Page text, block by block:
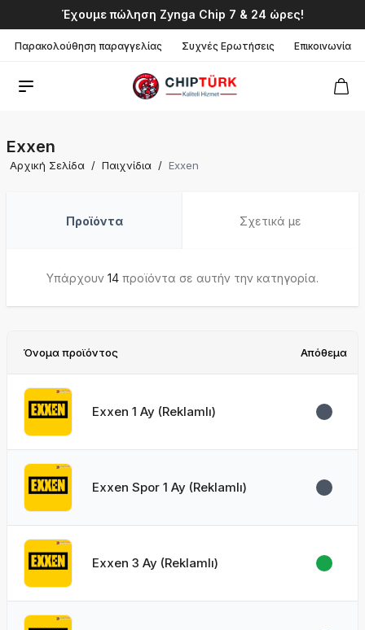
Έχουμε πώληση Zynga Chip 7 & 24 ώρες!
Παρακολούθηση παραγγελίας Συχνές Ερωτήσεις Επικοινωνία
Exxen
Αρχική Σελίδα / Παιχνίδια / Exxen
Προϊόντα Σχετικά με
Υπάρχουν 14 προϊόντα σε αυτήν την κατηγορία.
Όνομα προϊόντος Απόθεμα
Exxen 1 Ay (Reklamlı)
Exxen Spor 1 Ay (Reklamlı)
Exxen 3 Ay (Reklamlı)